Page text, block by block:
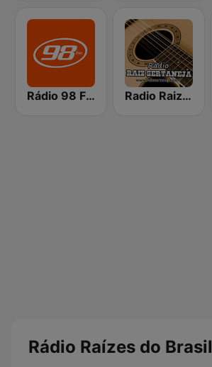
Rádio 98 FM Curitiba Radio Raiz Sertaneja
Rádio Raízes do Brasil